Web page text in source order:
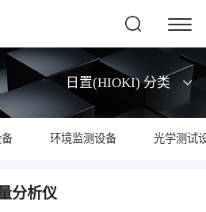
日置(HIOKI) 分类
环境监测设备 光学测试
分析仪